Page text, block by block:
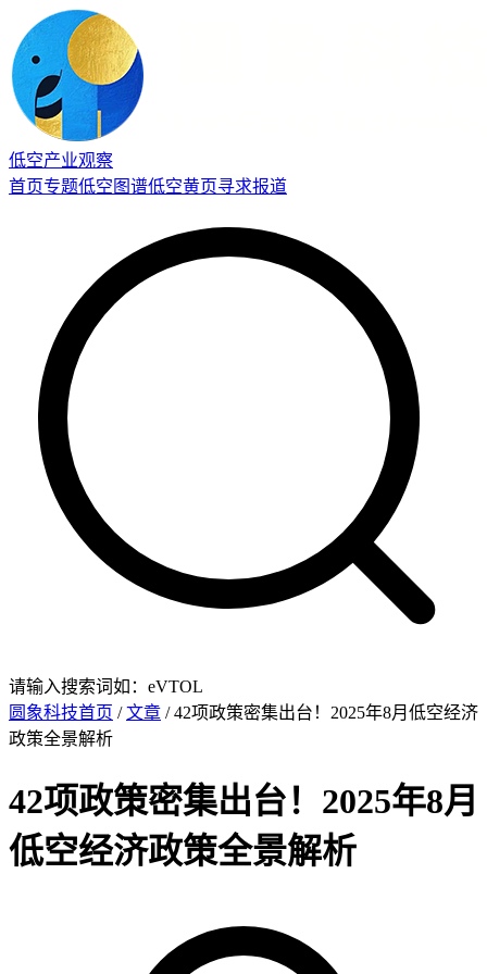
低空产业观察
首页专题低空图谱低空黄页寻求报道
请输入搜索词如：eVTOL
圆象科技首页 /文章 / 42项政策密集出台！2025年8月低空经济
政策全景解析
42项政策密集出台！2025年8月
低空经济政策全景解析